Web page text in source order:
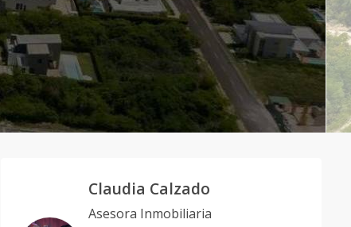
Claudia Calzado
Asesora Inmobiliaria